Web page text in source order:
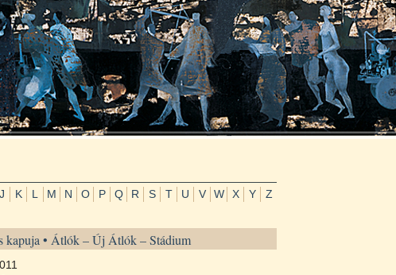
J K L M N O P Q R S T U V W X Y Z
kapuja • Átlók – Új Átlók – Stádium